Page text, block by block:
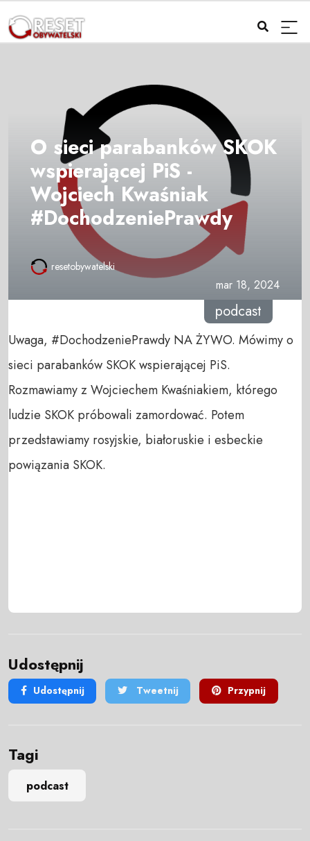
O sieci parabanków SKOK
wspierającej PiS -
Wojciech Kwaśniak
#DochodzeniePrawdy
resetobywatelski
mar 18, 2024
podcast
Uwaga, #DochodzeniePrawdy NA ŻYWO. Mówimy o
sieci parabanków SKOK wspierającej PiS.
Rozmawiamy z Wojciechem Kwaśniakiem, którego
ludzie SKOK próbowali zamordować. Potem
przedstawiamy rosyjskie, białoruskie i esbeckie
powiązania SKOK.
Udostępnij
Udostępnij Tweetnij Przypnij
Tagi
podcast